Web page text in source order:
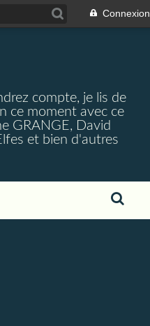
Connexion
compte, je lis de
ce moment avec ce
GRANGE, David
et bien d'autres